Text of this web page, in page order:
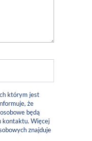
którym jest
że
będą
kontaktu. Więcej
znajduje